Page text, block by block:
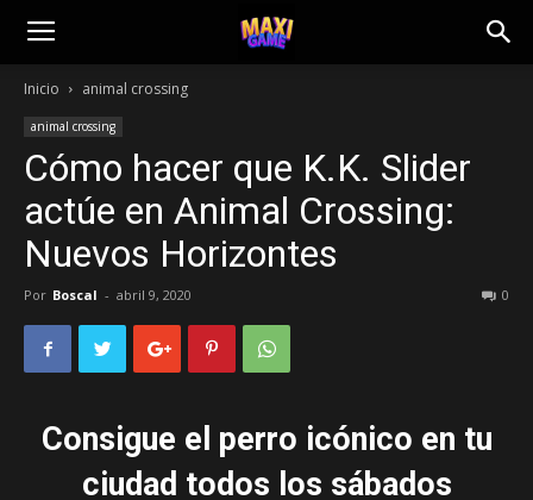
Inicio animal crossing
animal crossing
Cómo hacer que K.K. Slider
actúe en Animal Crossing:
Nuevos Horizontes
Por Boscal - abril 9, 2020 0
Consigue el perro icónico en tu
ciudad todos los sábados